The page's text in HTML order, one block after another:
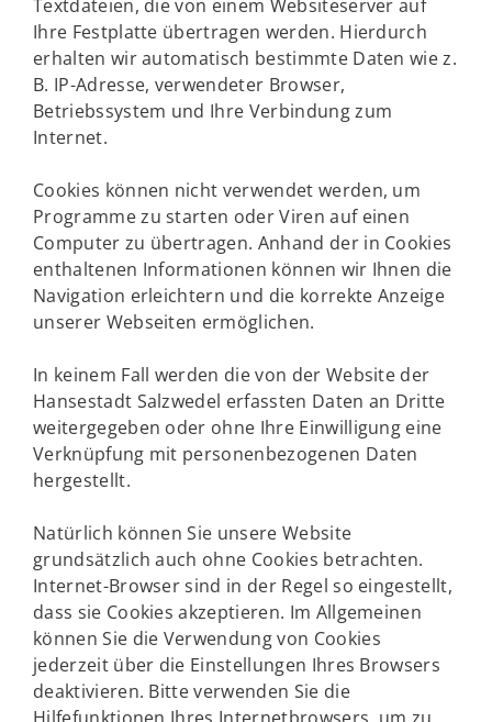
Textdateien, die von einem Websiteserver auf
Ihre Festplatte übertragen werden. Hierdurch
erhalten wir automatisch bestimmte Daten wie z.
B. IP-Adresse, verwendeter Browser,
Betriebssystem und Ihre Verbindung zum
Internet.
Cookies können nicht verwendet werden, um
Programme zu starten oder Viren auf einen
Computer zu übertragen. Anhand der in Cookies
enthaltenen Informationen können wir Ihnen die
Navigation erleichtern und die korrekte Anzeige
unserer Webseiten ermöglichen.
In keinem Fall werden die von der Website der
Hansestadt Salzwedel erfassten Daten an Dritte
weitergegeben oder ohne Ihre Einwilligung eine
Verknüpfung mit personenbezogenen Daten
hergestellt.
Natürlich können Sie unsere Website
grundsätzlich auch ohne Cookies betrachten.
Internet-Browser sind in der Regel so eingestellt,
dass sie Cookies akzeptieren. Im Allgemeinen
können Sie die Verwendung von Cookies
jederzeit über die Einstellungen Ihres Browsers
deaktivieren. Bitte verwenden Sie die